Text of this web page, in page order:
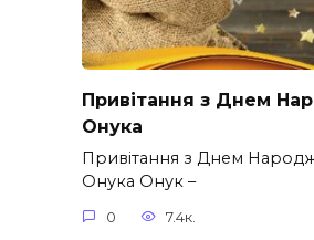
Привітання з Днем
Онука
Привітання з Днем
Онука Онук –
0 7.4к.